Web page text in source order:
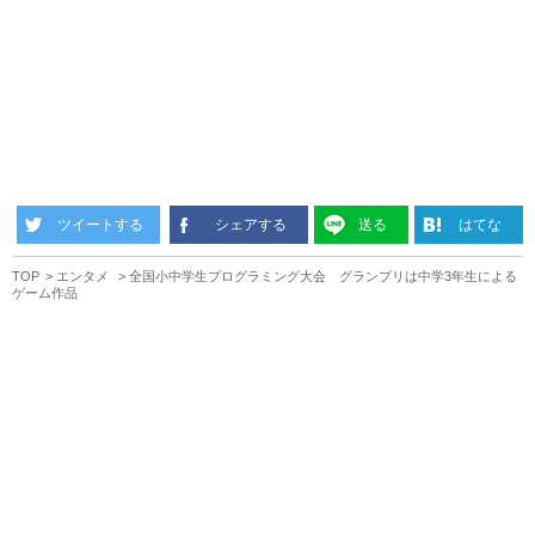
ツイートする シェアする 送る はてな
TOP エンタメ
全国小中学生プログラミング大会 グランプリは中学3年生による
ゲーム作品